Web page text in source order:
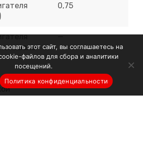
0,75
вала
—
0,6
этот сайт, вы соглашаетесь на
файлов для сбора и аналитики
посещений.
Политика конфиденциальности